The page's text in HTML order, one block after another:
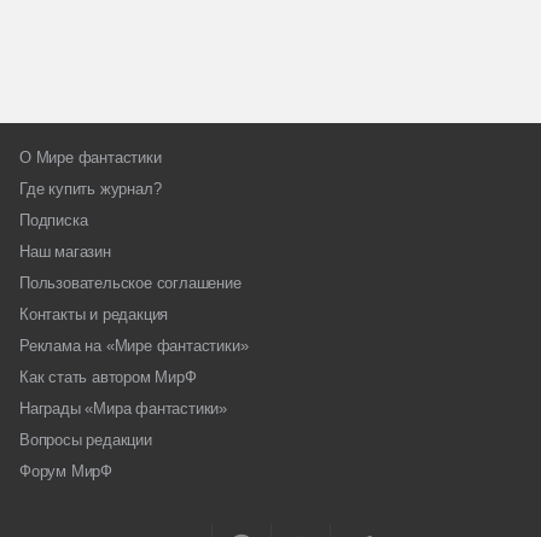
О Мире фантастики
Где купить журнал?
Подписка
Наш магазин
Пользовательское соглашение
Контакты и редакция
Реклама на «Мире фантастики»
Как стать автором МирФ
Награды «Мира фантастики»
Вопросы редакции
Форум МирФ